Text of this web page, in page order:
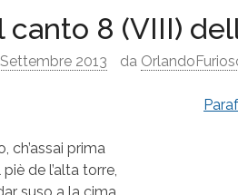
canto 8 (VIII)
2013 da
ch’assai prima
de l’alta torre,